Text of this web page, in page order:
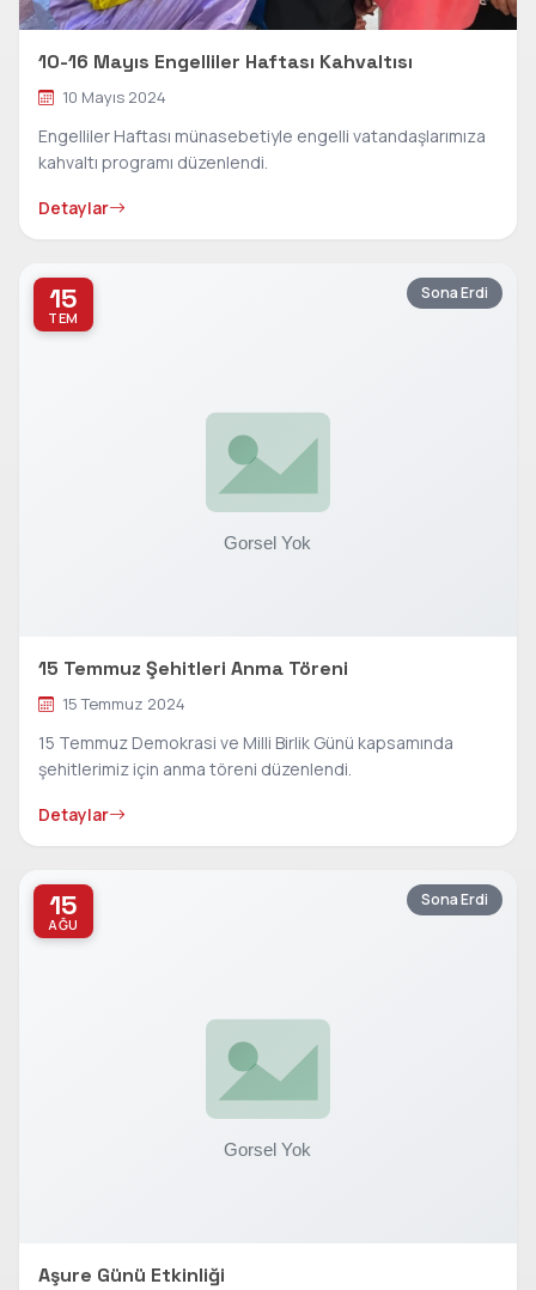
10-16 Mayıs Engelliler Haftası Kahvaltısı
10 Mayıs 2024
Engelliler Haftası münasebetiyle engelli vatandaşlarımıza
kahvaltı programı düzenlendi.
Detaylar
15
TEM
Sona Erdi
15 Temmuz Şehitleri Anma Töreni
15 Temmuz 2024
15 Temmuz Demokrasi ve Milli Birlik Günü kapsamında
şehitlerimiz için anma töreni düzenlendi.
Detaylar
15
AĞU
Sona Erdi
Aşure Günü Etkinliği